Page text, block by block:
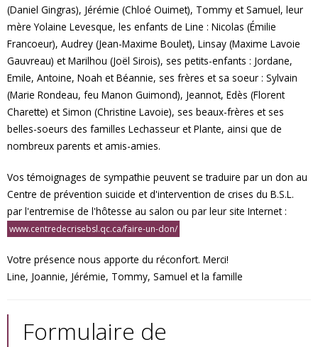
(Daniel Gingras), Jérémie (Chloé Ouimet), Tommy et Samuel, leur
mère Yolaine Levesque, les enfants de Line : Nicolas (Émilie
Francoeur), Audrey (Jean-Maxime Boulet), Linsay (Maxime Lavoie
Gauvreau) et Marilhou (Joël Sirois), ses petits-enfants : Jordane,
Emile, Antoine, Noah et Béannie, ses frères et sa soeur : Sylvain
(Marie Rondeau, feu Manon Guimond), Jeannot, Edès (Florent
Charette) et Simon (Christine Lavoie), ses beaux-frères et ses
belles-soeurs des familles Lechasseur et Plante, ainsi que de
nombreux parents et amis-amies.
Vos témoignages de sympathie peuvent se traduire par un don au
Centre de prévention suicide et d'intervention de crises du B.S.L.
par l'entremise de l'hôtesse au salon ou par leur site Internet :
www.centredecrisebsl.qc.ca/faire-un-don/
Votre présence nous apporte du réconfort. Merci!
Line, Joannie, Jérémie, Tommy, Samuel et la famille
Formulaire de